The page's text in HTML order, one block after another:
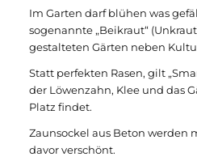
Im Garten darf blühen was
sogenannte „Beikraut“
gestalteten Gärten neben
Statt perfekten Rasen, gilt
der Löwenzahn, Klee und das
Platz findet.
Zaunsockel aus Beton werden
davor verschönt.